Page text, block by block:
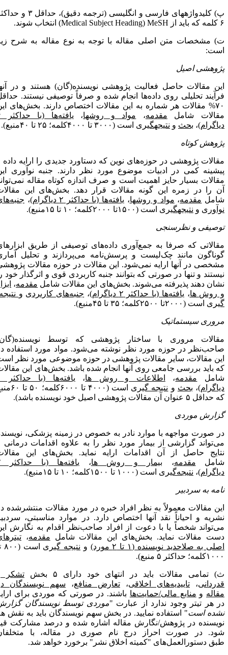
پ) کلیدواژه­های فارسی و انگلیسی (ترجمه دقیق)، حداقل ۳ و حداکثر
MeSH
(
Medical Subject Heading) انتخاب شوند.
مشخصات متن اصلی مقاله با توجه به نوع مقاله به شرح زیر
اصیل
مقالات حاصل فعالیت پژوهشی نویسنده(گان) هستند و در آنها
تحلیلی روی داده‌ها انجام شده و صرفاً توصیفی نیستند. حداقل
۷۰% مقالات هر شماره به این مقالات اختصاص دارند. بخش‌های این
شامل
مقدمه، مواد و روش­ها،
،بحثو نتیجه­گیری است (۳۰۰۰ تا ۴۰۰۰کلمه؛ ۲۵ تا ۴۰منبع).
کوتاه
پژوهشی در حوزه‌های نوین که دستاورد جدیدی را ارایه داده و
کمی در ادبیات موضوع مورد نظر دارند. جنبه نوآوری این
بسیار حایز اهمیت است و صرف اندازه کوتاه مقاله نمی‌تواند
را در زمره این گونه مقالات قرار دهد. بخش‌های این مقالات
مقدمه،مواد و روش­ها،یافته‌ها (با حداکثر ۲ دیاگرام) ،جنبه‌های
و نتیجه­گیری است (۱۵۰۰تا ۲۰۰۰کلمه؛ ۱۰ تا ۱۵منبع).
و نظرسنجی
که صرفا به جمع‌آوری داده‌های توصیفی از طریق ابزارهای
مانند چک‌لیست و پرسش‌نامه می‌پردازند و تحلیل آماری
در آنها ارایه نمی‌شود. این مقالات در حوزه مقالات پژوهشی
و تنها در صورتی که بتوانند جنبه کاربردی قوی و اثرگذار خود را
دهند پذیرفته می‌شوند. بخش‌های این مقالات شاملمقدمه،ابزار
روش­ ها،یافته‌ها (با حداکثر ۲ دیاگرام) ،جنبه‌های کاربردیونتیجه­
است (۲۰۰۰تا ۲۵۰۰کلمه؛ ۳۵ تا ۴۵منبع).
سیستماتیک
مروری با ساختار پژوهشی که توسط نویسنده(گان)
در حوزه مورد نظر نوشته می‌شود. مواد مورد استفاده در
مقالات، سایر مقالات پژوهشی در حوزه موضوعی مورد نظر است
باید بررسی جامعی روی آنها انجام شده باشد. بخش‌های این مقالات
مقدمه، اطلاعات و روش ­ها،
،بحثونتیجه­ گیری
است (۴۰۰۰ تا ۶۰۰۰کلمه؛ ۵۰ تا ۶۰منبع
۵ عنوان آن مقالات پژوهشی اصیل خود نویسنده باشد).
موردی
صورت مواجهه با موارد نادر به خصوص در زمینه پزشکی، نویسنده
گزارشی از بیمار مورد نظر را به علاوه اقدامات درمانی و
حاصل از آن اقدامات ارایه نماید. بخش‌های این مقالات
مقدمه، بیمار و روش­ ها،
،نتیجه‌گیری است (۱۰۰۰ تا ۱۵۰۰کلمه؛ ۱۰ تا ۱۵منبع).
به سردبیر
مقالات معمولاً به نظر افراد خبره در مورد مقالات منتشرشده در
و احیاناً نقد آنها اختصاص دارد. در موارد مناسبتی، سردبیر
شخصاً یا با دعوت از افراد صاحب‌نظر اقدام به نگارش این
مقالات نماید. بخش‌های این مقالات شاملمقدمه،تیترهای
به صلاحدید نویسنده (۱ تا ۲ مورد)
ونتیجه­ گیری
است (۸۰۰ تا
حداکثر ۵ منبع).
تمامی مقالات باید در انتهای خود دارای ۵ بخش
تشکر و
، تاییدیه‌های اخلاقی، تعارض منافع، سهم نویسندگان در
ومنابع مالی/حمایت‌هاباشند. در صورتی که موردی برای ارایه
هر تیتر وجود ندارد از عبارت " موردی توسط نویسندگان گزارش
است" استفاده نمایید. در بخش سهم نویسندگان باید به نقش هر
در پژوهش/نگارش مقاله اشاره شده و درصد مشارکت قید
در صورت احراز درج نام صوری در مقاله، با متخلفان
دستورالعمل‌های "کمیته اخلاق نشر" برخورد خواهد شد.